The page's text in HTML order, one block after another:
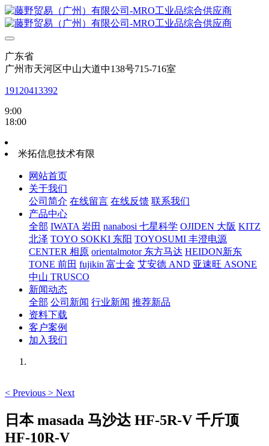
广东省
广州市天河区中山大道中138号715-716室
19120413392
9:00
18:00
米拓信息技术有限
网站首页
关于我们
公司简介 在线留言 在线反馈 联系我们
产品中心
全部 IWATA 岩田 nanabosi 七星科学 OJIDEN 大阪 KITZ
北泽 TOYO SOKKI 东阳 TOYOSUMI 丰澄电源
CENTER 相原 orientalmotor 东方马达 HEIDON新东
TONE 前田 fujikin 富士金 艾安德 AND 亚速旺 ASONE
中山 TRUSCO
新闻动态
全部 公司新闻 行业新闻 推荐新品
资料下载
客户案例
加入我们
< Previous > Next
日本 masada 马沙达 HF-5R-V 千斤顶
HF-10R-V